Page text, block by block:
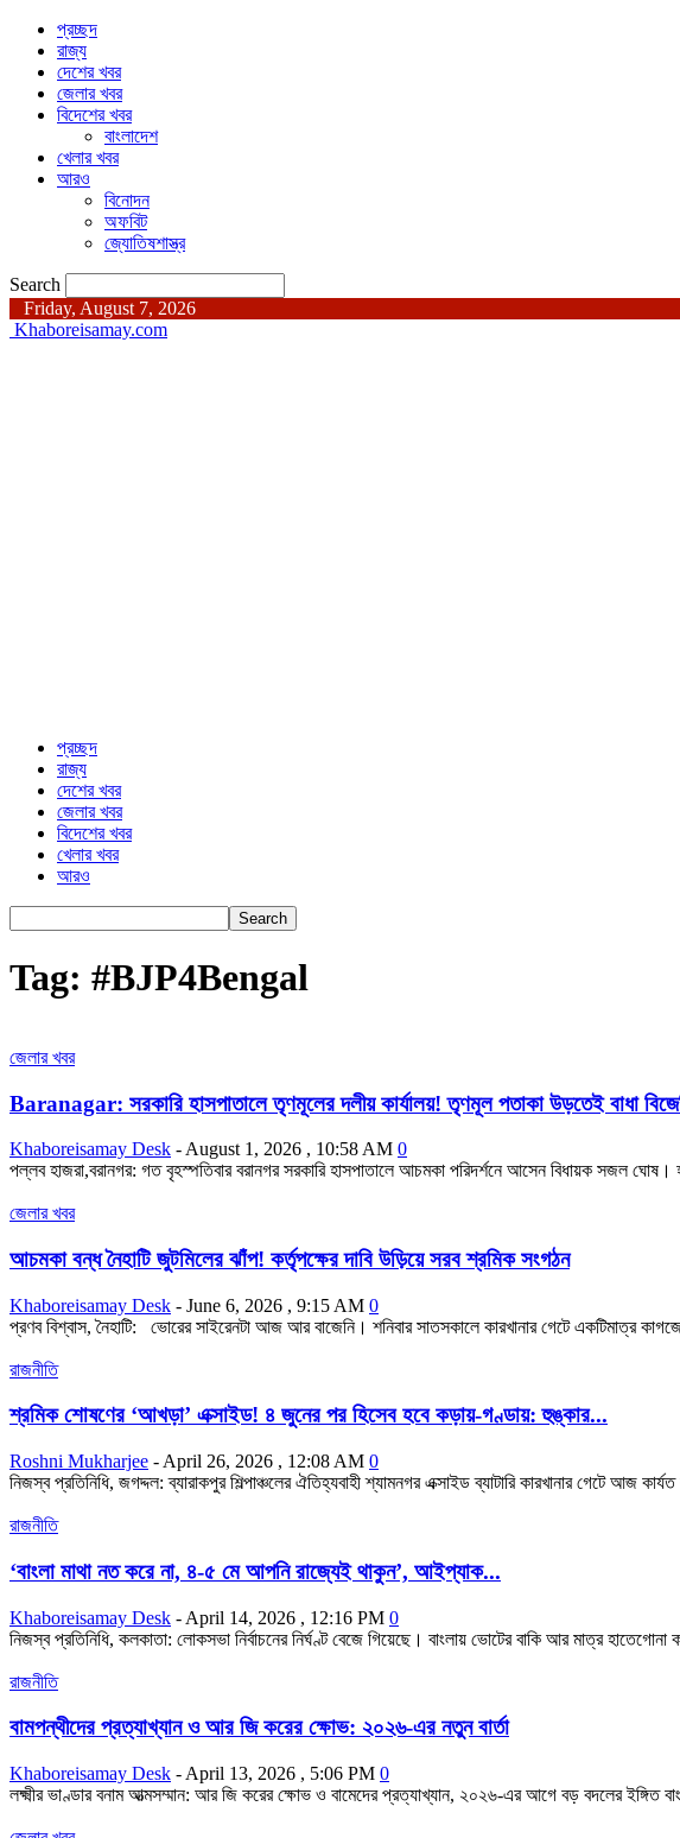
প্রচ্ছদ
রাজ্য
দেশের খবর
জেলার খবর
বিদেশের খবর
বাংলাদেশ
খেলার খবর
আরও
বিনোদন
অফবিট
জ্যোতিষশাস্ত্র
Search
Friday, August 7, 2026
Khaboreisamay.com
প্রচ্ছদ
রাজ্য
দেশের খবর
জেলার খবর
বিদেশের খবর
খেলার খবর
আরও
Tag: #BJP4Bengal
জেলার খবর
Baranagar: সরকারি হাসপাতালে তৃণমূলের দলীয় কার্যালয়! তৃণমূল পতাকা উড়তেই বাধা
Khaboreisamay Desk - August 1, 2026 , 10:58 AM 0
পল্লব হাজরা,বরানগর: গত বৃহস্পতিবার বরানগর সরকারি হাসপাতালে আচমকা পরিদর্শনে আসেন বিধায়ক সজল
জেলার খবর
আচমকা বন্ধ নৈহাটি জুটমিলের ঝাঁপ! কর্তৃপক্ষের দাবি উড়িয়ে সরব শ্রমিক সংগঠন
Khaboreisamay Desk - June 6, 2026 , 9:15 AM 0
প্রণব বিশ্বাস, নৈহাটি: ভোরের সাইরেনটা আজ আর বাজেনি। শনিবার সাতসকালে কারখানার গেটে একটিমাত্র
রাজনীতি
শ্রমিক শোষণের ‘আখড়া’ এক্সাইড! ৪ জুনের পর হিসেব হবে কড়ায়-গণ্ডায়: হুঙ্কার...
Roshni Mukharjee - April 26, 2026 , 12:08 AM 0
নিজস্ব প্রতিনিধি, জগদ্দল: ব্যারাকপুর শিল্পাঞ্চলের ঐতিহ্যবাহী শ্যামনগর এক্সাইড ব্যাটারি কারখানার গেটে আজ
রাজনীতি
‘বাংলা মাথা নত করে না, ৪-৫ মে আপনি রাজ্যেই থাকুন’, আইপ্যাক...
Khaboreisamay Desk - April 14, 2026 , 12:16 PM 0
নিজস্ব প্রতিনিধি, কলকাতা: লোকসভা নির্বাচনের নির্ঘণ্ট বেজে গিয়েছে। বাংলায় ভোটের বাকি আর মাত্র
রাজনীতি
বামপন্থীদের প্রত্যাখ্যান ও আর জি করের ক্ষোভ: ২০২৬-এর নতুন বার্তা
Khaboreisamay Desk - April 13, 2026 , 5:06 PM 0
লক্ষ্মীর ভাণ্ডার বনাম আত্মসম্মান: আর জি করের ক্ষোভ ও বামেদের প্রত্যাখ্যান, ২০২৬-এর আগে বড় বদলের ইঙ্গিত